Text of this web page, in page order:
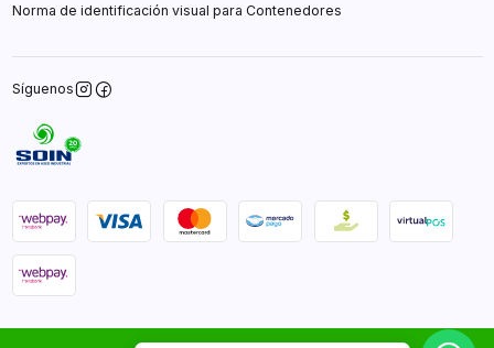
Norma de identificación visual para Contenedores
Síguenos